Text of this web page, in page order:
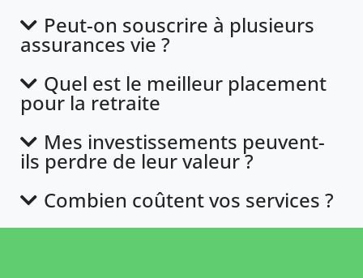
Peut-on souscrire à plusieurs
assurances vie ?
Quel est le meilleur placement
pour la retraite
Mes investissements peuvent-
ils perdre de leur valeur ?
Combien coûtent vos services ?